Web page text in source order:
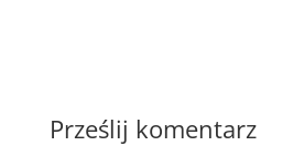
Prześlij komentarz